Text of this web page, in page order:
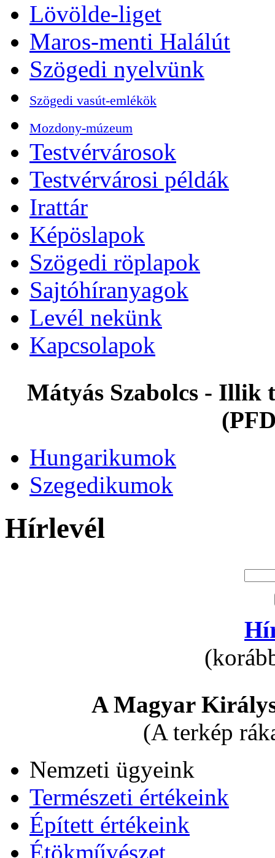
Lövölde-liget
Maros-menti Halálút
Szögedi nyelvünk
Szögedi vasút-emlékök
Mozdony-múzeum
Testvérvárosok
Testvérvárosi példák
Irattár
Képöslapok
Szögedi röplapok
Sajtóhíranyagok
Levél nekünk
Kapcsolapok
Mátyás Szabolcs - Illik
Hungarikumok
Szegedikumok
Hírlevél
A Magyar
(A terkép
Nemzeti ügyeink
Természeti értékeink
Épített értékeink
Étökművészet